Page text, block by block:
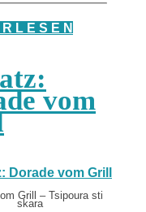
L E S E N
vom
Grill – Tsipoura sti
skara